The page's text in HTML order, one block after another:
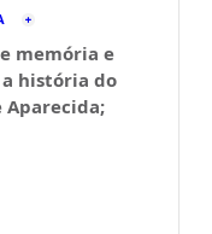
memória e
história do
Aparecida;